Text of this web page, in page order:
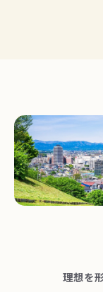
理想を